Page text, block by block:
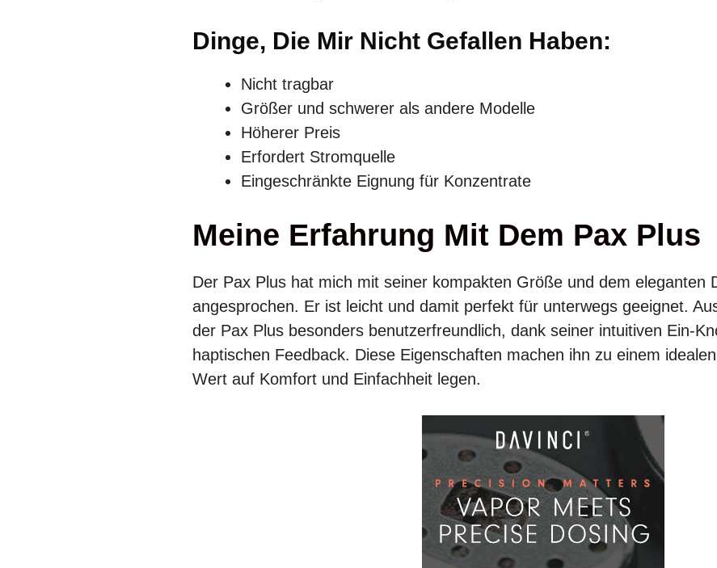
Dinge, Die Mir Nicht Gefallen Haben:
Nicht tragbar
Größer und schwerer als andere Modelle
Höherer Preis
Erfordert Stromquelle
Eingeschränkte Eignung für Konzentrate
Meine Erfahrung Mit Dem Pax Plus
Der Pax Plus hat mich mit seiner kompakten Größe und dem eleganten
angesprochen. Er ist leicht und damit perfekt für unterwegs geeignet.
der Pax Plus besonders benutzerfreundlich, dank seiner intuitiven Ein-
haptischen Feedback. Diese Eigenschaften machen ihn zu einem
Wert auf Komfort und Einfachheit legen.